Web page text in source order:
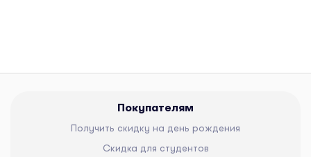
Покупателям
Получить скидку на день рождения
Скидка для студентов